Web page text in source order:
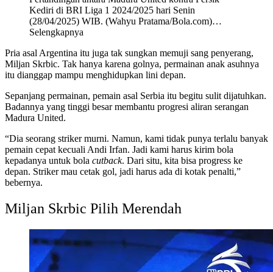
Kediri di BRI Liga 1 2024/2025 hari Senin
(28/04/2025) WIB. (Wahyu Pratama/Bola.com)…
Selengkapnya
Pria asal Argentina itu juga tak sungkan memuji sang penyerang,
Miljan Skrbic. Tak hanya karena golnya, permainan anak asuhnya
itu dianggap mampu menghidupkan lini depan.
Sepanjang permainan, pemain asal Serbia itu begitu sulit dijatuhkan.
Badannya yang tinggi besar membantu progresi aliran serangan
Madura United.
“Dia seorang striker murni. Namun, kami tidak punya terlalu banyak
pemain cepat kecuali Andi Irfan. Jadi kami harus kirim bola
kepadanya untuk bola cutback. Dari situ, kita bisa progress ke
depan. Striker mau cetak gol, jadi harus ada di kotak penalti,”
bebernya.
Miljan Skrbic Pilih Merendah